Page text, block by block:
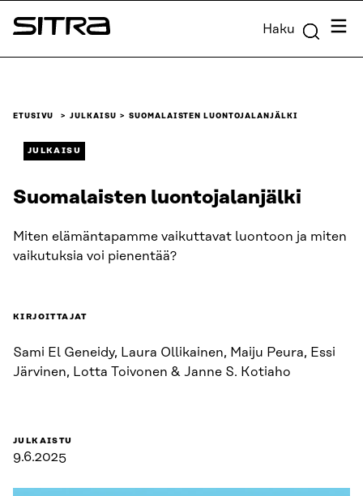
Siirry
suoraan
Sitra Haku
ETUSIVU JULKAISU SUOMALAISTEN LUONTOJALANJÄLKI
JULKAISU
Suomalaisten luontojalanjälki
Miten elämäntapamme vaikuttavat luontoon ja miten
vaikutuksia voi pienentää?
KIRJOITTAJAT
Sami El Geneidy, Laura Ollikainen, Maiju Peura, Essi
Järvinen, Lotta Toivonen & Janne S. Kotiaho
JULKAISTU
9.6.2025